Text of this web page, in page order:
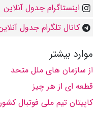
اینستاگرام جدول آنلاین
کانال تلگرام جدول
موارد بیشتر
از سازمان های ملل متحد
قطعه ای از هر چیز
کاپیتان تیم ملی فوتبال